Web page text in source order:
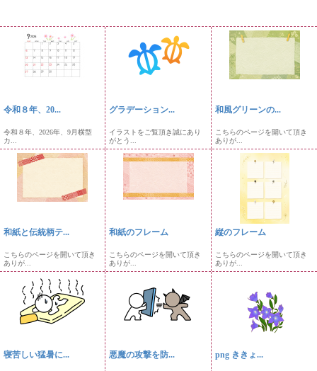
令和８年、20...
令和８年、2026年、9月横型
カ...
グラデーション...
イラストをご覧頂き誠にあり
がとう...
和風グリーンの...
こちらのページを開いて頂き
ありが...
和紙と伝統柄テ...
こちらのページを開いて頂き
ありが...
和紙のフレーム
こちらのページを開いて頂き
ありが...
縦のフレーム
こちらのページを開いて頂き
ありが...
寝苦しい猛暑に... 悪魔の攻撃を防... png ききょ...